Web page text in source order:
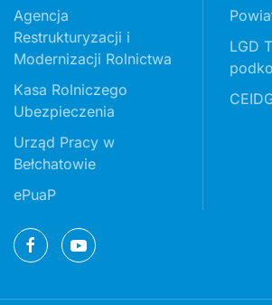
Agencja
Restrukturyzacji i
Modernizacji Rolnictwa
Kasa Rolniczego
Ubezpieczenia
Urząd Pracy w
Bełchatowie
ePuaP
LGD